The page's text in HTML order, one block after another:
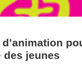
des jeunes